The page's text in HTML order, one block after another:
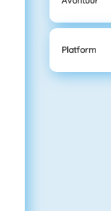
Platform